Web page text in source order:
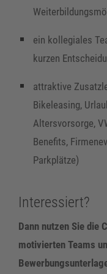
ein kollegiales
kurzen
attraktive
Bikeleasing,
Altersvorsorge,
Benefits,
Parkplätze)
Interessiert?
Dann nutzen Sie die
motivierten Teams